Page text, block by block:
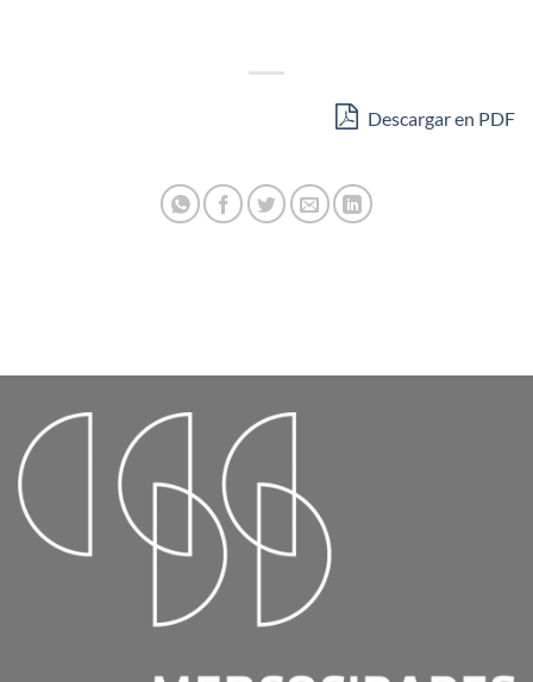
Descargar en PDF